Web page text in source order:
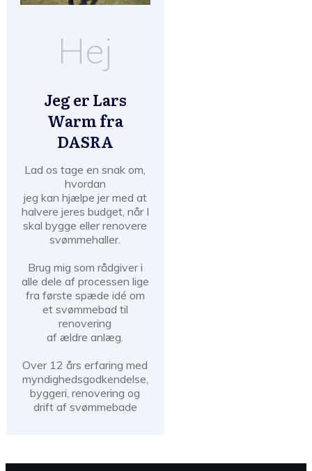
Hej
Jeg er Lars
Warm fra
DASRA
Lad os tage en snak om,
hvordan
jeg kan hjælpe jer med at
halvere jeres budget, når I
skal bygge eller renovere
svømmehaller.
Brug mig som rådgiver i
alle dele af processen lige
fra første spæde idé om
et svømmebad til
renovering
af ældre anlæg.
Over 12 års erfaring med
myndighedsgodkendelse,
byggeri, renovering og
drift af svømmebade